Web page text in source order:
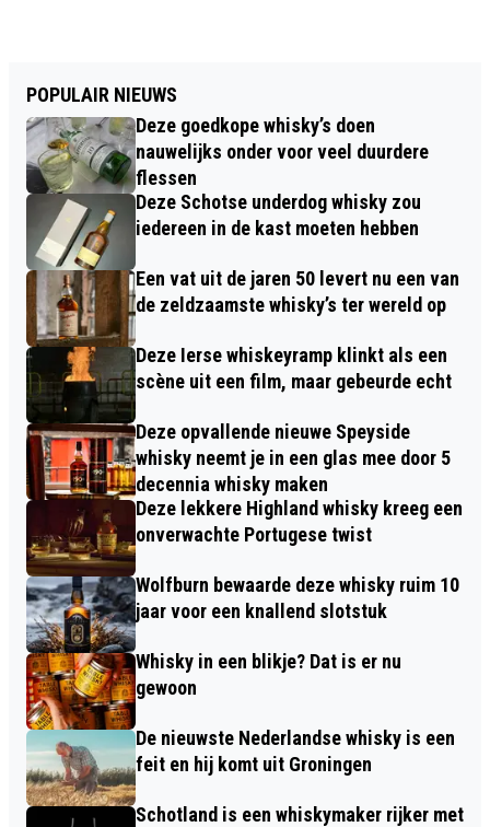
POPULAIR NIEUWS
Deze goedkope whisky’s doen
nauwelijks onder voor veel duurdere
flessen
Deze Schotse underdog whisky zou
iedereen in de kast moeten hebben
Een vat uit de jaren 50 levert nu een van
de zeldzaamste whisky’s ter wereld op
Deze Ierse whiskeyramp klinkt als een
scène uit een film, maar gebeurde echt
Deze opvallende nieuwe Speyside
whisky neemt je in een glas mee door 5
decennia whisky maken
Deze lekkere Highland whisky kreeg een
onverwachte Portugese twist
Wolfburn bewaarde deze whisky ruim 10
jaar voor een knallend slotstuk
Whisky in een blikje? Dat is er nu
gewoon
De nieuwste Nederlandse whisky is een
feit en hij komt uit Groningen
Schotland is een whiskymaker rijker met